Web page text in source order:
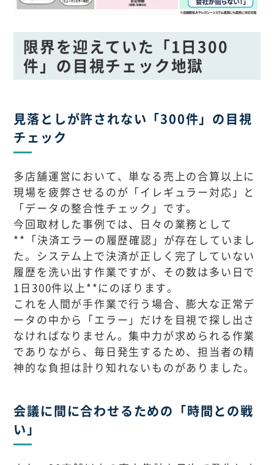
限界を迎えていた「1日300
件」の目視チェック地獄
見落としが許されない「300件」の目視
チェック
多店舗運営において、単なる売上の合算以上に
現場を疲弊させるのが「イレギュラー対応」と
「データの整合性チェック」です。
今回取材した事例では、日々の業務として
**「決済エラーの履歴確認」が存在していまし
た。システム上で決済が正しく完了していない
履歴を洗い出す作業ですが、その数は多い日で
1日300件以上**にのぼります。
これを人間が手作業で行う場合、膨大な正常デ
ータの中から「エラー」だけを目視で探し出さ
なければなりません。集中力が求められる作業
でありながら、毎日発生するため、担当者の精
神的な負担は計り知れないものがありました。
会議に間に合わせるための「時間との戦
い」